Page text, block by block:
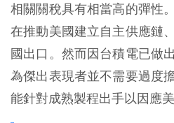
相關關稅具有相當高的彈性
在推動美國建立自主供應鏈
國出口。然而因台積電已做
為傑出表現者並不需要過度
能針對成熟製程出手以因應